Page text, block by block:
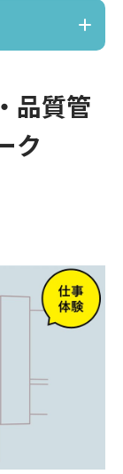
品質管
ク